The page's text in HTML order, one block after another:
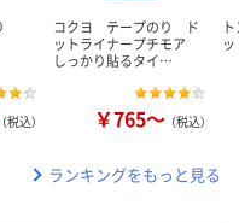
（税込）
コクヨ テープのり ド
ットライナープチモア
しっかり貼るタイ…
￥765～ （税込）
ランキングをもっと見る